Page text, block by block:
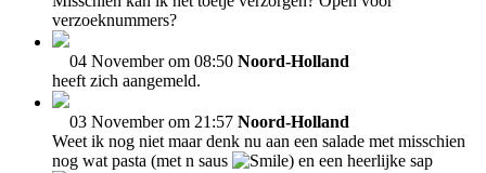
verzoeknummers?
04 November om 08:50 Noord-Holland
heeft zich aangemeld.
03 November om 21:57 Noord-Holland
Weet ik nog niet maar denk nu aan een salade met misschien
nog wat pasta (met n saus
) en een heerlijke sap